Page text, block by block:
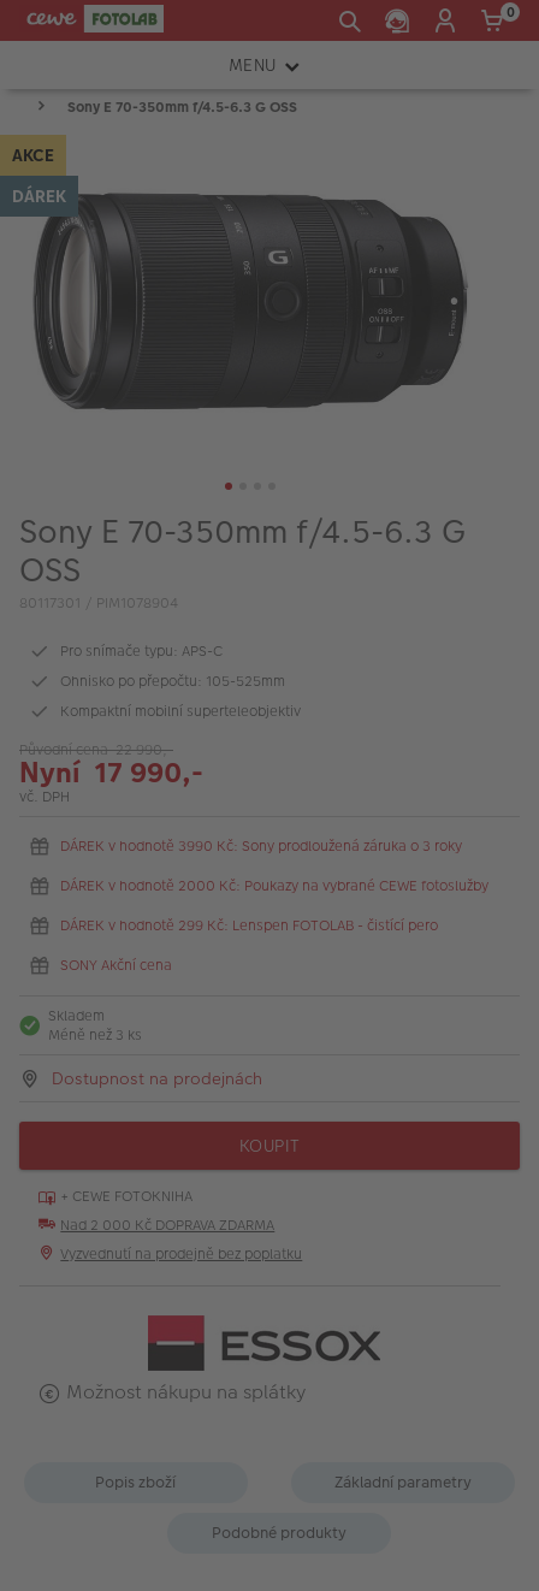
0
MENU
FOTOAPARÁTY
OBJEKTIVY
ATELIÉR
INSTAX™
TISKÁRNY A SKENERY
FOTOBRAŠNY
PŘÍSLUŠENSTVÍ
VÝPRODEJ
FOTO BAZAR
Akce a slevy
Fotoprodukty
Sony E 70-350mm f/4.5-6.3 G OSS
AKCE
DÁREK
Sony E 70-350mm f/4.5-6.3 G
OSS
80117301 / PIM1078904
Pro snímače typu: APS-C
Ohnisko po přepočtu: 105-525mm
Kompaktní mobilní superteleobjektiv
Původní cena 22 990,-
Nyní 17 990,-
vč. DPH
DÁREK v hodnotě 3990 Kč: Sony prodloužená záruka o 3 roky
DÁREK v hodnotě 2000 Kč: Poukazy na vybrané CEWE fotoslužby
DÁREK v hodnotě 299 Kč: Lenspen FOTOLAB - čistící pero
SONY Akční cena
Skladem
Méně než 3 ks
Dostupnost na prodejnách
KOUPIT
+ CEWE FOTOKNIHA
Nad 2 000 Kč DOPRAVA ZDARMA
Vyzvednutí na prodejně bez poplatku
Možnost nákupu na splátky
Popis zboží Základní parametry
Podobné produkty